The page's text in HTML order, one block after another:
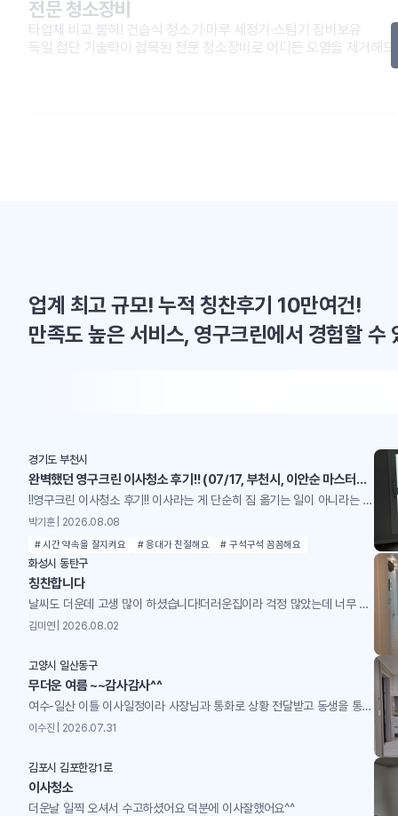
전문 청소장비
타업체 비교 불허! 건습식 청소기∙마루 세정기∙스팀기 장비보유
독일 첨단 기술력이 접목된 전문 청소장비로 어디든 오염을 제거해
업계 최고 규모! 누적 칭찬후기 10만여건!
만족도 높은 서비스, 영구크린에서 경험할 수
경기도 부천시
완벽했던 영구크린 이사청소 후기!! (07/17, 부천시, 이안순 마스터님 팀)
!!영구크린 이사청소 후기!! 이사라는 게 단순히 짐 옮기는 일이 아니라는 걸 이번에 또 느꼈습니다. 짐 싸고, 옮기고, 정리하는 것도 힘든데… 사실 제일 큰 스트레스는 청소예요. 짐을 다 빼고 나면 집이 정말 전쟁터 같거든요. 바닥은 먼지랑 때가 덕지덕지, 주방은 기름때가 굳어 있고, 욕실은 물때랑 곰팡이가 눈에 띄고… 이걸 새 집처럼 만들어야 하니까 막막하죠. 그래서 이번엔 고민 없이 영구크린 이사청소를 맡겼습니다. 담당은 이안순 마스터님과 3인 팀이었는데, 결론부터 말하면 완벽 그 자체였어요. 이사라는 큰 과정을 훨씬 편하게 마무리할 수 있었고, 새 집 시작을 기분 좋게 할 수 있었어요. 청소 전부터 연락을 주셔서 방문 시간, 집 구조, 청소 범위, 예상 소요 시간까지 꼼꼼하게 설명해주셨어요. 작은 질문에도 친절하게 답해주셔서 처음부터 신뢰감이 생겼습니다. 솔직히 이런 디테일한 안내가 없으면 불안하잖아요? 근데 이분들은 처음부터 “아, 이건 그냥 청소가 아니라 프리미엄 서비스다”라는 확신을 주셨어요. 특히 좋았던 건 제가 놓칠 수 있는 부분까지 먼저 알려주신 거예요. 예를 들어 “냉장고 내부도 비워주시면 청소 가능합니다” 같은 안내. 이런 게 없으면 막상 청소 당일에 준비가 덜 돼서 당황할 수 있는데, 미리 알려주셔서 준비도 수월했어요. 당일에는 세 분이 함께 오셨는데, 이사 일정이 조금 지연됐는데도 웃으면서 맞아주셔서 기분이 좋았어요. 시작 전에 전체 진행 순서를 설명해주셔서 마음이 편했고, 각자 역할을 정확히 알고 움직이는 모습이 진짜 전문적이었어요. 예를 들어 한 분은 바닥, 한 분은 주방, 또 한 분은 욕실과 창문 이런 식으로 딱딱 나눠서 움직이는데, 서로 동선이 겹치지 않게 조율하는 게 인상적이었어요. 그냥 “각자 알아서” 하는 게 아니라 팀으로 움직이니까 속도도 빠르고 퀄리티도 높더라구요. 작업 중간중간 서로 농담도 하시면서 분위기를 밝게 유지해주셨는데, 그게 은근히 긴장 풀리게 해주더라구요. 이사라는 게 워낙 정신없는 과정인데, 그 와중에 웃으면서 일해주시는 모습이 진짜 감사했어요. 아래는 중간중간이나 시작 전 받은 사진들이에요.꼼꼼하게 환풍구까지 사진을 미리 찍어주시는 모습!!! 청소 과정은 진짜 디테일 끝판왕이었어요.바닥: 묵은 때랑 얼룩까지 싹 제거해서 광택 살아남. 그냥 걸어 다니는 게 기분 좋아질 정도.주방: 기름때, 찌든 때 다 사라지고 선반/서랍까지 새집처럼. 냉장고 내부까지 비워내고 청소해주셔서 위생적으로도 안심.욕실: 곰팡이, 물때 제거 → 들어가자마자 상쾌. 욕실 특유의 꿉꿉한 냄새가 사라지고 새로 리모델링한 느낌.창틀, 창문, 몰딩: 작은 먼지 하나 안 남음. 햇빛 들어올 때 반짝거리는 게 다르더라구요. 특히 주방 청소가 감동이었는데, 기름때가 오래 쌓여서 솔직히 포기하고 있었거든요. 근데 다 닦아내고 나니까 주방이 완전 새로 태어난 느낌. 요리할 때 기분이 달라질 것 같아요. 저희 집에 고양이가 있어서 털이 걱정이었는데, 가구 옮기면서 묻어 있던 털까지 싹 정리해주셨어요. 반려동물 키우는 집은 털이 진짜 골칫거리인데, 그걸 생활 패턴까지 고려해서 청소해주시는 게 감동이었어요. 단순히 청소만 하는 게 아니라 “이 집은 반려동물이 있으니까 이런 부분까지 신경 써야겠다”라는 배려가 느껴졌습니다. 반려동물 키우는 분들은 특히 만족할 거예요. 청소 끝나고 피톤치드 살균 서비스까지 해주셨는데, 집 공기가 확 달라졌어요. 상쾌하고 위생적으로도 안심. 그냥 깨끗해진 집이 아니라, 건강까지 챙겨주는 느낌이었어요. 마지막에 고객이 만족하는지 확인까지 해주셔서 진짜 ‘끝까지 책임진다’는 느낌이었어요. 청소가 끝난 뒤 집을 둘러보는데, 진짜 새로 입주하는 기분이었어요. 이사라는 큰일을 마무리하면서 이렇게 상쾌하게 끝낼 수 있다는 게 얼마나 큰 행복인지… 그 순간만큼은 피로가 싹 풀렸습니다. 이사청소는 그냥 집 치우는 게 아니라 새로운 생활을 준비하는 과정이라는 걸 다시 느꼈습니다. 이번 경험은 ‘프리미엄 청소’라는 말이 괜히 붙은 게 아니라는 걸 제대로 체감했어요. 부천에서 이사청소 고민 중이라면 영구크린 이안순 마스터님 팀 강추! 다음 이사 때도 고민 없이 다시 맡길 예정입니다. 덕분에 이사라는 큰일을 훨씬 편하게 마무리했고, 새 집에서 기분 좋게 시작할 수 있었어요. 너무너무 칭찬합니다~~!! ♥♥♥
박기훈 | 2026.08.08
# 시간 약속을 잘지켜요 # 응대가 친절해요 # 구석구석 꼼꼼해요
화성시 동탄구
칭찬합니다
날씨도 더운데 고생 많이 하셨습니다!더러운집이라 걱정 많았는데 너무 깨끗해졌어요!
김미연 | 2026.08.02
고양시 일산동구
무더운 여름 ~~감사감사^^
여수-일산 이틀 이사일정이라 사장님과 통화로 상황 전달받고 동생을 통해 전후 상황을 전해 듣고틈틈이 사장님께서 사진과 동영상으로 실시간 보고해주셔서 ^^ 청소걱정 하지 않고 맘 편히 마무리하고 일산을 향해 가고 있는중 사장님 직원분들께 넘 고맙고 감사해서 글 올립니다 .한번더 이사 계획중이라 담번에도 사장님께 부탁드리고 싶습니다~~더운날 고생 많으셨고 감사합니다^^
이수진 | 2026.07.31
김포시 김포한강1로
이사청소
더운날 일찍 오셔서 수고하셨어요 덕분에 이사잘했어요^^